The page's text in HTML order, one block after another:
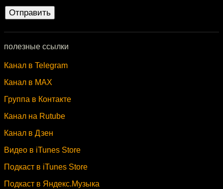
полезные ссылки
Канал в Telegram
Канал в MAX
Группа в Контакте
Канал на Rutube
Канал в Дзен
Видео в iTunes Store
Подкаст в iTunes Store
Подкаст в Яндекс.Музыка